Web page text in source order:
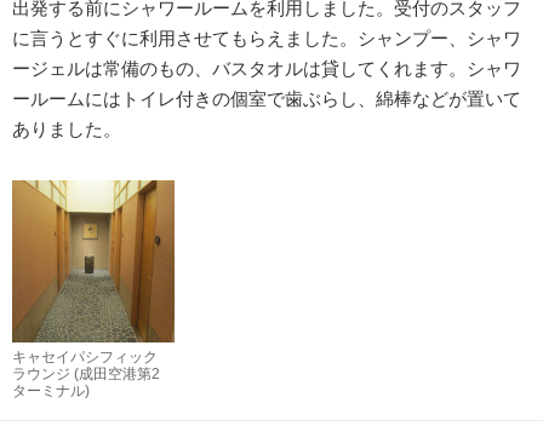
出発する前にシャワールームを利用しました。受付のスタッフ
に言うとすぐに利用させてもらえました。シャンプー、シャワ
ージェルは常備のもの、バスタオルは貸してくれます。シャワ
ールームにはトイレ付きの個室で歯ぶらし、綿棒などが置いて
ありました。
キャセイパシフィック
ラウンジ (成田空港第2
ターミナル)